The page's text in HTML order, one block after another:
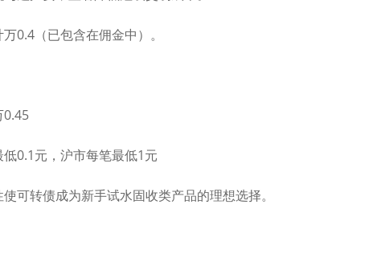
0.4（已包含在佣金中）。
0.45
0.1元，沪市每笔最低1元
使可转债成为新手试水固收类产品的理想选择。